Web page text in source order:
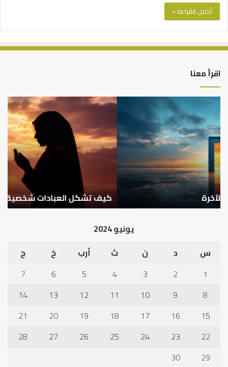
أكمل القراءة »
اقرأ معنا
كيف
تشكل
العبادات
شخصية
الإنسان؟
كيف تشكل العبادات شخصية الإنسان؟
يونيو 2024
س
د ن ث أرب خ
ج
1
2
3
4
5
6
7
8
9
10
11
12
13
14
15
16
17
18
19
20
21
22
23
24
25
26
27
28
29
30